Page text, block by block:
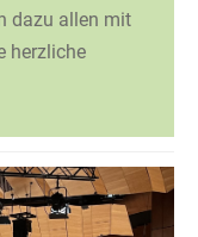
dazu allen mit
herzliche